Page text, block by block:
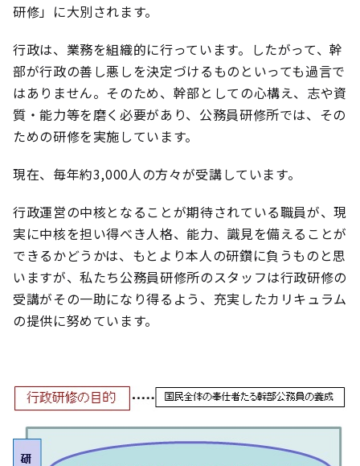
研修」に大別されます。
行政は、業務を組織的に行っています。したがって、幹
部が行政の善し悪しを決定づけるものといっても過言で
はありません。そのため、幹部としての心構え、志や資
質・能力等を磨く必要があり、公務員研修所では、その
ための研修を実施しています。
現在、毎年約3,000人の方々が受講しています。
行政運営の中核となることが期待されている職員が、現
実に中核を担い得べき人格、能力、識見を備えることが
できるかどうかは、もとより本人の研鑽に負うものと思
いますが、私たち公務員研修所のスタッフは行政研修の
受講がその一助になり得るよう、充実したカリキュラム
の提供に努めています。